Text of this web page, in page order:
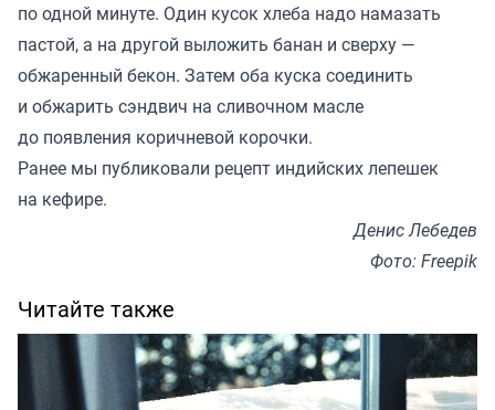
по одной минуте. Один кусок хлеба надо намазать
пастой, а на другой выложить банан и сверху —
обжаренный бекон. Затем оба куска соединить
и обжарить сэндвич на сливочном масле
до появления коричневой корочки.
Ранее мы публиковали рецепт индийских лепешек
на кефире.
Денис Лебедев
Фото: Freepik
Читайте также